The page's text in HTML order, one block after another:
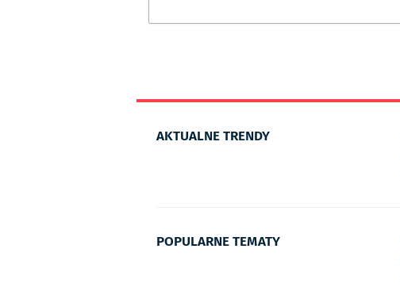
AKTUALNE TRENDY
POPULARNE TEMATY